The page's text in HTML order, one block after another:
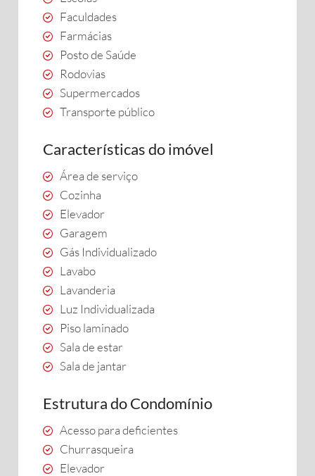
Faculdades
Farmácias
Posto de Saúde
Rodovias
Supermercados
Transporte público
Características do imóvel
Área de serviço
Cozinha
Elevador
Garagem
Gás Individualizado
Lavabo
Lavanderia
Luz Individualizada
Piso laminado
Sala de estar
Sala de jantar
Estrutura do Condomínio
Acesso para deficientes
Churrasqueira
Elevador